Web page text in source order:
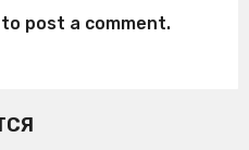
to post a comment.